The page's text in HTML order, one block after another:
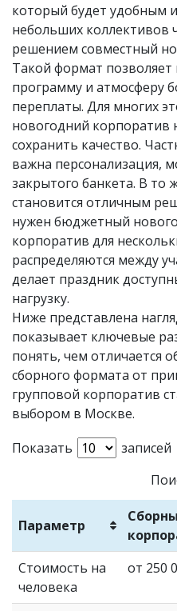
который будет удобным
небольших коллективов
решением совместный
Такой формат
программу и атмосферу
переплаты. Для многих
новогодний корпоратив
сохранить качество.
важна персонализация,
закрытого банкета. В то
становится отличным
нужен бюджетный
корпоратив для
распределяются между
делает праздник
нагрузку.
Ниже представлена
показывает ключевые
понять, чем отличается
сборного формата от
групповой корпоратив
выбором в Москве.
Показать
записей
Параметр
Стоимость на
человека
от 250